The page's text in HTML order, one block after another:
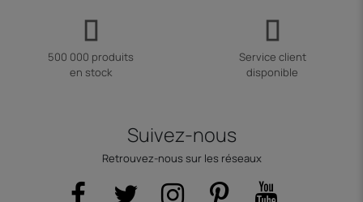
500 000 produits
en stock
Service client
disponible
Suivez-nous
Retrouvez-nous sur les réseaux